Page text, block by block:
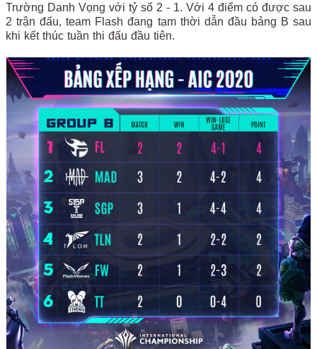
Trường Danh Vọng với tỷ số 2 - 1. Với 4 điểm có được sau
2 trận đấu, team Flash đang tạm thời dẫn đầu bảng B sau
khi kết thúc tuần thi đấu đầu tiên.